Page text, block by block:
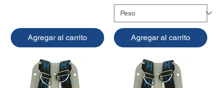
Agregar al carrito Agregar al carrito